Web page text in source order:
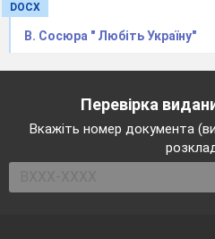
DOCX
В. Сосюра " Любіть Україну"
Перевірка
Вкажіть номер документа